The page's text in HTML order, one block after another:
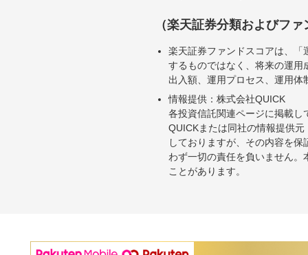
（楽天証券分類およびフ
楽天証券ファンドスコアは、
するものではなく、将来の運
出入額、運用プロセス、運用
情報提供：株式会社QUICK
各投資信託関連ページに掲載
QUICKまたは同社の情報提供
しておりますが、その内容を
わず一切の責任を負いません
ことがあります。